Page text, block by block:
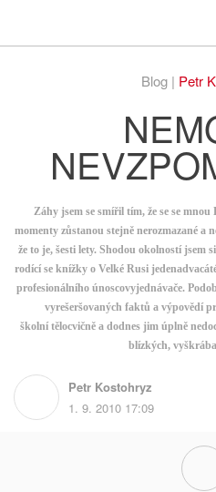
Blog | Petr
Záhy jsem se smířil tím, že se se
momenty zůstanou stejně nerozmazané
že to je, šesti lety. Shodou okolností jsem
rodící se knížky o Velké Rusi
profesionálního únoscovyjednávače.
vyrešeršovaných faktů a výpovědí
školní tělocvičně a dodnes jim úplně
blízkých,
Petr Kostohryz
1. 9. 2010 17:09